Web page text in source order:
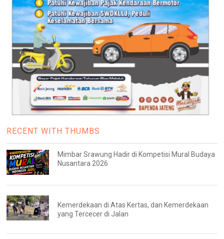
RECENT WITH THUMBS
Mimbar Srawung Hadir di Kompetisi Mural Budaya
Nusantara 2026
Kemerdekaan di Atas Kertas, dan Kemerdekaan
yang Tercecer di Jalan